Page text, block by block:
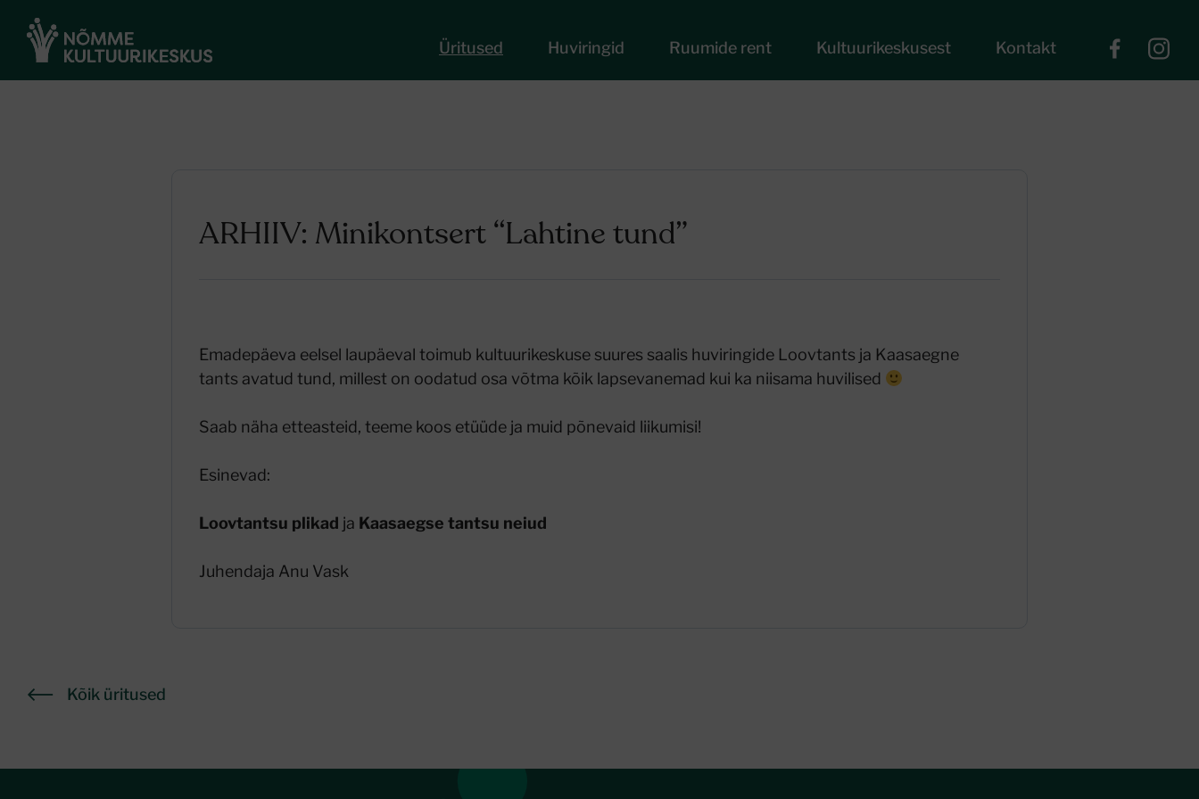
Üritused Huviringid Ruumide rent Kultuurikeskusest Kontakt
ARHIIV: Minikontsert “Lahtine tund”
Emadepäeva eelsel laupäeval toimub kultuurikeskuse suures saalis huviringide Loovtants ja Kaasaegne
tants avatud tund, millest on oodatud osa võtma kõik lapsevanemad kui ka niisama huvilised
Saab näha etteasteid, teeme koos etüüde ja muid põnevaid liikumisi!
Esinevad:
Loovtantsu plikad ja Kaasaegse tantsu neiud
Juhendaja Anu Vask
Kõik üritused